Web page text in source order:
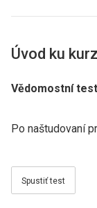
Úvod ku
Vědomostní test
Po naštudovaní
Spustiť test